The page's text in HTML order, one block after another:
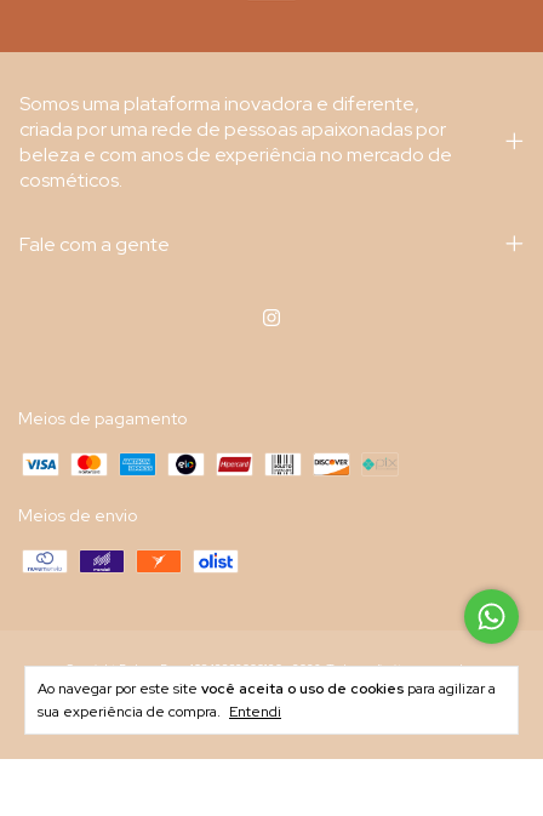
Ao navegar por este site você aceita o uso de cookies para agilizar a
sua experiência de compra. Entendi
Somos uma plataforma inovadora e diferente,
criada por uma rede de pessoas apaixonadas por
beleza e com anos de experiência no mercado de
cosméticos.
Fale com a gente
Meios de pagamento
Meios de envio
Copyright Belong Be - 40843382000130 - 2026. Todos os direitos reservados.